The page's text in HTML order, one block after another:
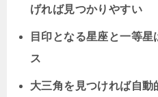
げれば見つかりやすい
目印となる星座と一等
ス
大三角を見つければ自